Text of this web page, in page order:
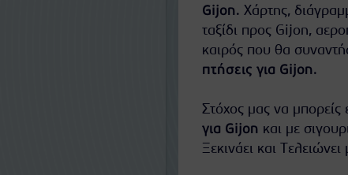
Gijon. Χάρτης,
ταξίδι προς Gijon,
καιρός που θα
πτήσεις για Gijon.
Στόχος μας να
για Gijon και με
Ξεκινάει και Τελειώνει